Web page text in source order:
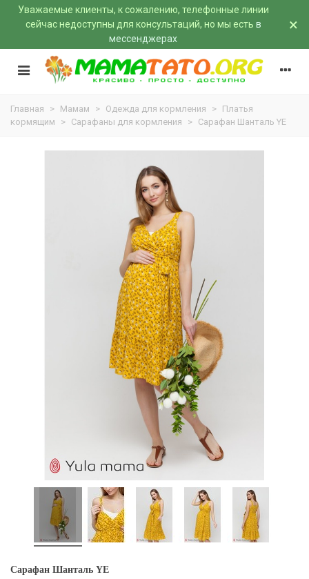
Уважаемые клиенты, к сожалению, телефонные линии
сейчас недоступны для консультаций, но мы есть в
мессенджерах
×
Главная > Мамам > Одежда для кормления > Платья
кормящим
> Сарафаны для кормления > Сарафан Шанталь YE
Сарафан Шанталь YE